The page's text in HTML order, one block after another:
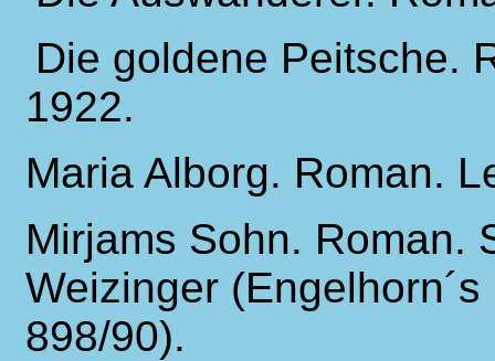
Die goldene Peitsche.
1922.
Maria Alborg. Roman.
Mirjams Sohn. Roman.
Weizinger
898/90).